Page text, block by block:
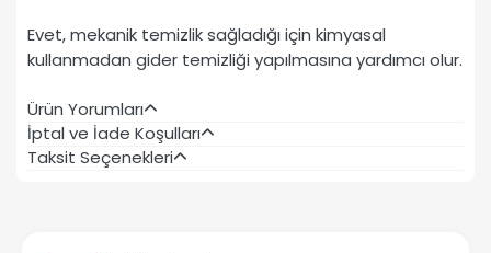
Evet, mekanik temizlik sağladığı için kimyasal
kullanmadan gider temizliği yapılmasına yardımcı olur.
Ürün Yorumları
İptal ve İade Koşulları
Taksit Seçenekleri